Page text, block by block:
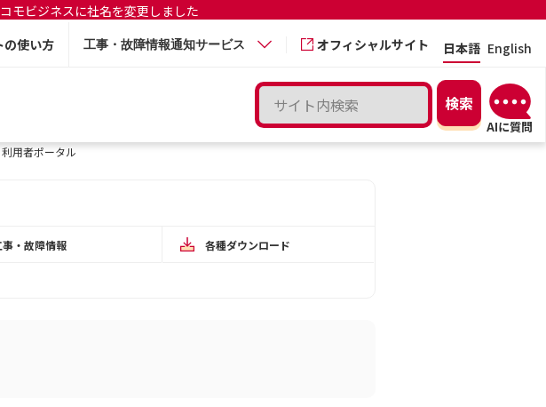
モビジネスに社名を変更しました
の使い方 工事・故障情報通知サービス オフィシャルサイト 日本語 English
用者ポータル
事・故障情報 各種ダウンロード